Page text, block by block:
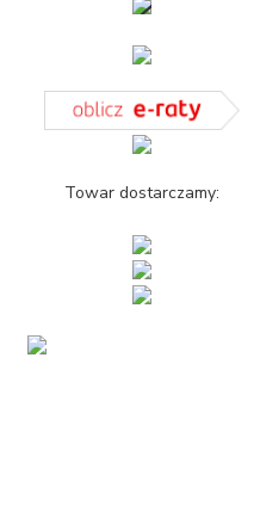
Towar dostarczamy: